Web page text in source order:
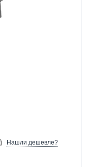
Нашли дешевле?